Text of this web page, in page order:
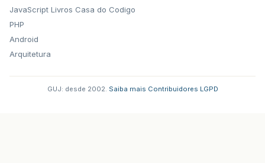
JavaScript
PHP
Android
Arquitetura
Livros Casa do Codigo
GUJ: desde 2002. Saiba mais Contribuidores LGPD